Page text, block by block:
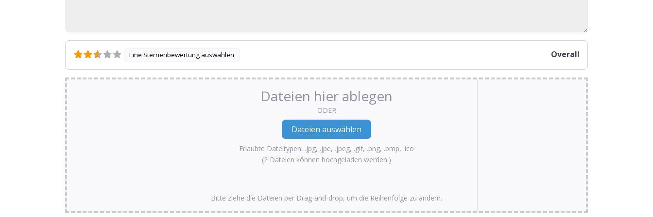
Eine Sternenbewertung auswählen Overall
Dateien hier ablegen
ODER
Erlaubte Dateitypen: .jpg, .jpe, .jpeg, .gif, .png, .bmp, .ico
(2 Dateien können hochgeladen werden.)
Bitte ziehe die Dateien per Drag-and-drop, um die Reihenfolge zu ändern.